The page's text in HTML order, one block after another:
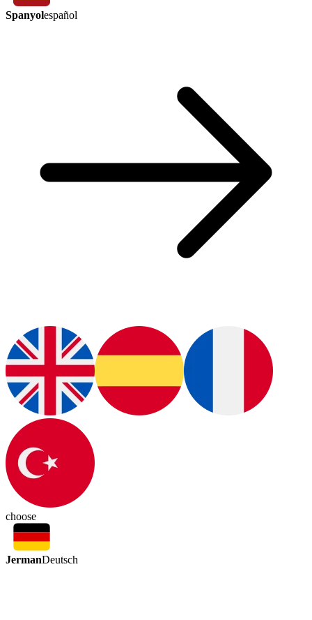
Spanyolespañol
choose
JermanDeutsch